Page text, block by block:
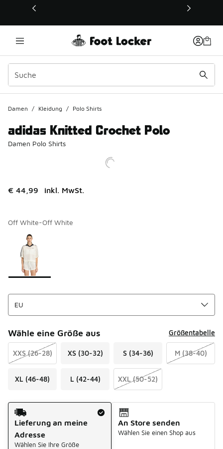
Dieser Link öffnet sich in einem neuen Fenster
Damen / Kleidung / Polo Shirts
adidas Knitted Crochet Polo
Damen Polo Shirts
€ 44,99 inkl. MwSt.
Off White-Off White
Seite 1 von 1 zeigt die Farben 1 bis 1 von 1 an.
Bitte wählen Sie einen Stil aus
Wähle eine Größe aus Größentabelle
XXS (26-28) XS (30-32) S (34-36) M (38-40)
XL (46-48) L (42-44) XXL (50-52)
Versandart
Lieferung an meine
Adresse
Wählen Sie Ihre Größe
An Store senden
Wählen Sie einen Shop aus